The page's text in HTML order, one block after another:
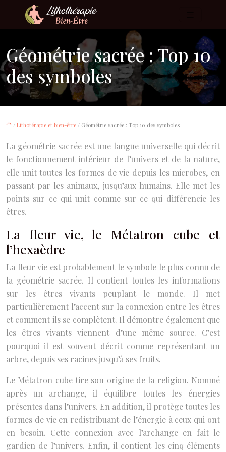
Géométrie sacrée : Top 10
des symboles
/ Lithotérapie et bien-être / Géométrie sacrée : Top 10 des symboles
La géométrie sacrée est une langue universelle qui décrit
le fonctionnement intérieur de l’univers et de la nature,
elle unit toutes les formes de vie depuis les microbes, en
passant par les animaux, jusqu’aux humains. Elle met les
points sur ce qui unit comme sur ce qui différencie les
êtres.
La fleur vie, le Métatron cube et
l’hexaèdre
La fleur vie est probablement le symbole le plus connu de
la géométrie sacrée. Il contient toutes les informations
sur les êtres vivants peuplant le monde. Il met
particulièrement l’accent sur la connexion entre les êtres
et comment ils se complètent. Il démontre également que
les êtres vivants viennent d’une même source. C’est
pourquoi il est souvent décrit comme représentant un
arbre, depuis ses racines jusqu’à ses fruits.
Le Métatron cube tire son origine de la religion. Nommé
après un archange, il équilibre toutes les énergies
présentes dans l’univers. En addition, il protège toutes les
formes de vie en redistribuant de l’énergie à ceux qui ont
en besoin. Cette connexion avec l’archange en fait le
gardien de l’univers. Enfin, il contient les cinq éléments